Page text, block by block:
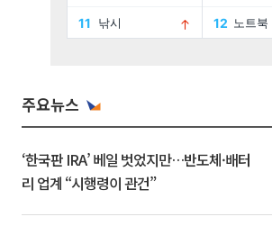
주요뉴스
‘한국판 IRA’ 베일 벗었지만…반도체·배터
리 업계 “시행령이 관건”